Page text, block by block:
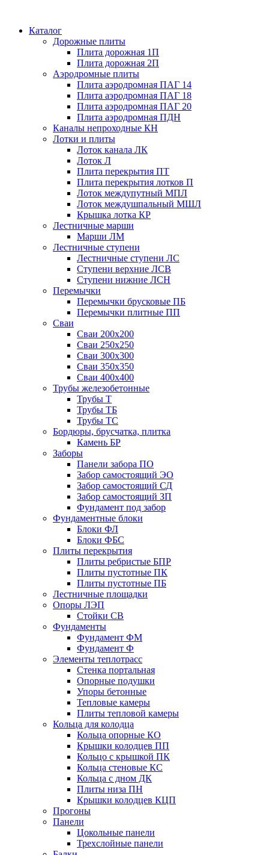
Каталог
Дорожные плиты
Плита дорожная 1П
Плита дорожная 2П
Аэродромные плиты
Плита аэродромная ПАГ 14
Плита аэродромная ПАГ 18
Плита аэродромная ПАГ 20
Плита аэродромная ПДН
Каналы непроходные КН
Лотки и плиты
Лоток канала ЛК
Лоток Л
Плита перекрытия ПТ
Плита перекрытия лотков П
Лоток междупутный МПЛ
Лоток междушпальный МШЛ
Крышка лотка КР
Лестничные марши
Марши ЛМ
Лестничные ступени
Лестничные ступени ЛС
Ступени верхние ЛСВ
Ступени нижние ЛСН
Перемычки
Перемычки брусковые ПБ
Перемычки плитные ПП
Сваи
Сваи 200х200
Сваи 250х250
Сваи 300х300
Сваи 350х350
Сваи 400х400
Трубы железобетонные
Трубы Т
Трубы ТБ
Трубы ТС
Бордюры, брусчатка, плитка
Камень БР
Заборы
Панели забора ПО
Забор самостоящий ЭО
Забор самостоящий СД
Забор самостоящий ЗП
Фyндамент под забор
Фундаментные блоки
Блоки ФЛ
Блоки ФБС
Плиты перекрытия
Плиты ребристые БПР
Плиты пустотные ПК
Плиты пустотные ПБ
Лестничные площадки
Опоры ЛЭП
Стойки СВ
Фундаменты
Фyндамент ФМ
Фyндамент Ф
Элементы теплотрасс
Стенка портальная
Опорные подушки
Упоры бетонные
Тепловые камеры
Плиты тепловой камеры
Кольца для колодца
Кольца опорные КО
Крышки колодцев ПП
Кольцо с крышкой ПК
Кольца стеновые КС
Кольца с дном ДК
Плиты низа ПН
Крышки колодцев КЦП
Прогоны
Панели
Цокольные панели
Трехслойные панели